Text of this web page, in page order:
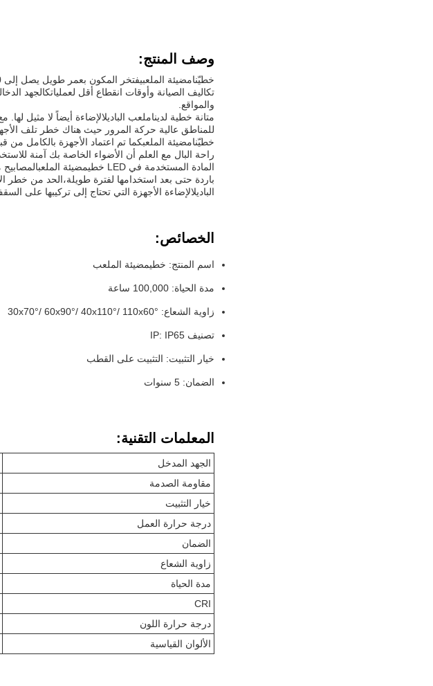
وصف المنتج:
خطيّنامضيئة الملعب
تكاليف الصيانة وأوقات انقطاع أقل لعملياتكالجهد
والمواقع.
متانة خطية لديناملعب الباديل
للمناطق عالية حركة المرور حيث هناك خطر تلف
خطيّنامضيئة الملعب
راحة البال مع العلم أن الأضواء الخاصة بك آمنة
المادة المستخدمة في LED خطي
مضيئة الملعب
باردة حتى بعد استخدامها لفترة طويلة،الحد من خطر
الباديلالإضاءة الأجهزة التي تحتاج إلى تركيبها على
الخصائص:
اسم المنتج: خطيمضيئة الملعب
مدة الحياة: 100,000 ساعة
زاوية الشعاع: 30x70°/ 60x90°/ 40x110°/ 110x60°
تصنيف IP: IP65
خيار التثبيت: التثبيت على القطب
الضمان: 5 سنوات
المعلمات التقنية:
الجهد المدخل
مقاومة الصدمة
خيار التثبيت
درجة حرارة العمل
الضمان
زاوية الشعاع
مدة الحياة
CRI
درجة حرارة اللون
الألوان القياسية